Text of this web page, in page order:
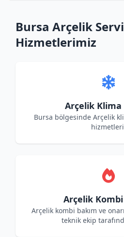
Bursa Arçelik
Hizmetlerimiz
Arçelik Klima
Bursa bölgesinde Arçelik
Arçelik
Arçelik kombi bakım ve
teknik ekip